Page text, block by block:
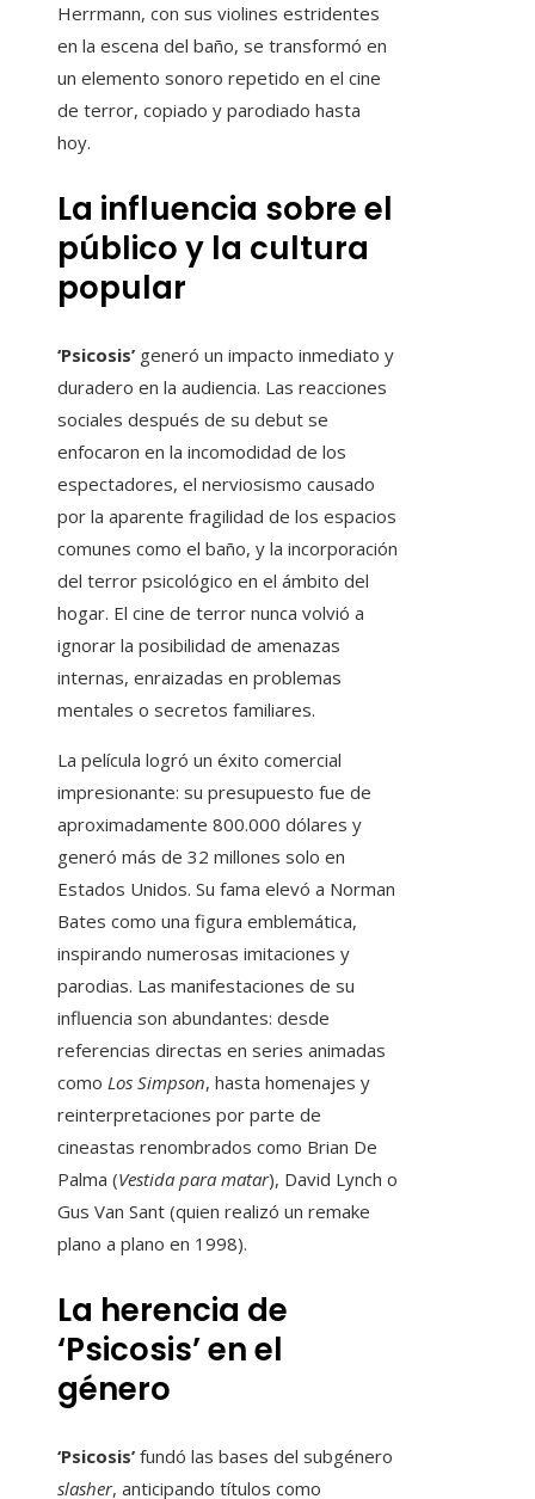
Herrmann, con sus violines estridentes
en la escena del baño, se transformó en
un elemento sonoro repetido en el cine
de terror, copiado y parodiado hasta
hoy.
La influencia sobre el
público y la cultura
popular
‘Psicosis’ generó un impacto inmediato y
duradero en la audiencia. Las reacciones
sociales después de su debut se
enfocaron en la incomodidad de los
espectadores, el nerviosismo causado
por la aparente fragilidad de los espacios
comunes como el baño, y la incorporación
del terror psicológico en el ámbito del
hogar. El cine de terror nunca volvió a
ignorar la posibilidad de amenazas
internas, enraizadas en problemas
mentales o secretos familiares.
La película logró un éxito comercial
impresionante: su presupuesto fue de
aproximadamente 800.000 dólares y
generó más de 32 millones solo en
Estados Unidos. Su fama elevó a Norman
Bates como una figura emblemática,
inspirando numerosas imitaciones y
parodias. Las manifestaciones de su
influencia son abundantes: desde
referencias directas en series animadas
como Los Simpson, hasta homenajes y
reinterpretaciones por parte de
cineastas renombrados como Brian De
Palma (Vestida para matar), David Lynch o
Gus Van Sant (quien realizó un remake
plano a plano en 1998).
La herencia de
‘Psicosis’ en el
género
‘Psicosis’ fundó las bases del subgénero
slasher, anticipando títulos como